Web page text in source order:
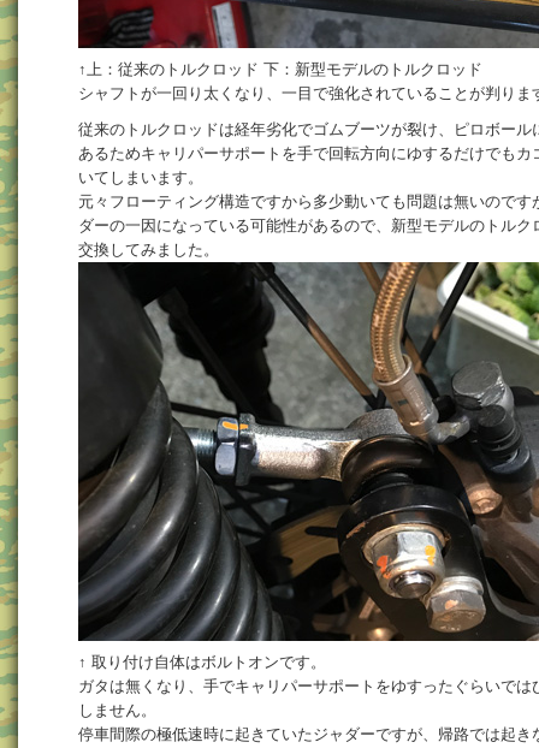
↑上：従来のトルクロッド 下：新型モデルのトルクロッド
シャフトが一回り太くなり、一目で強化されていることが判りま
従来のトルクロッドは経年劣化でゴムブーツが裂け、ピロボール
あるためキャリパーサポートを手で回転方向にゆするだけでもカ
いてしまいます。
元々フローティング構造ですから多少動いても問題は無いのです
ダーの一因になっている可能性があるので、新型モデルのトルク
交換してみました。
↑ 取り付け自体はボルトオンです。
ガタは無くなり、手でキャリパーサポートをゆすったぐらいでは
しません。
停車間際の極低速時に起きていたジャダーですが、帰路では起き